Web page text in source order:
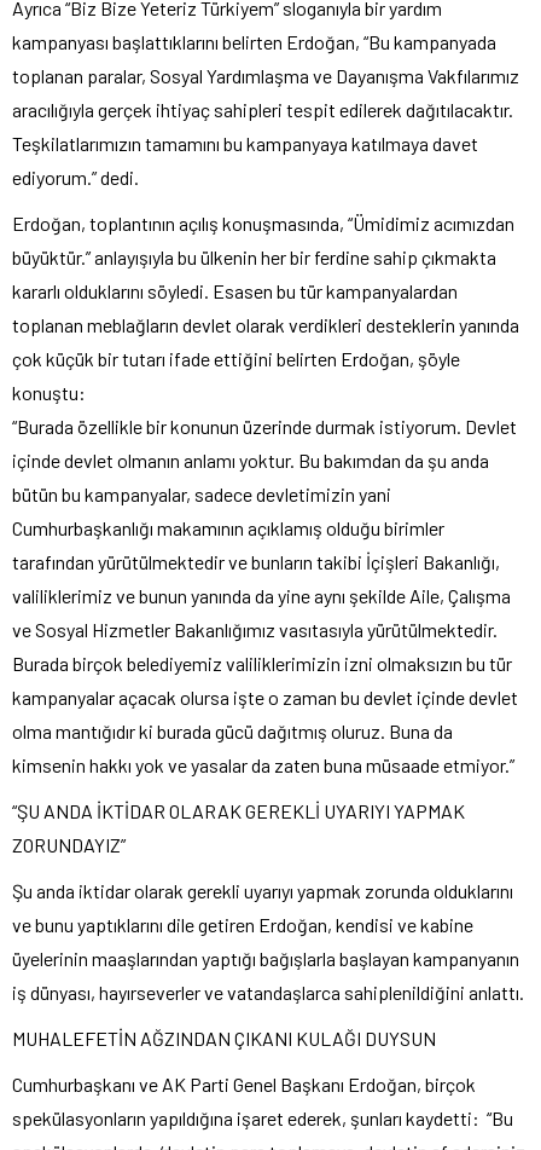
Ayrıca “Biz Bize Yeteriz Türkiyem” sloganıyla bir yardım
kampanyası başlattıklarını belirten Erdoğan, “Bu kampanyada
toplanan paralar, Sosyal Yardımlaşma ve Dayanışma Vakfılarımız
aracılığıyla gerçek ihtiyaç sahipleri tespit edilerek dağıtılacaktır.
Teşkilatlarımızın tamamını bu kampanyaya katılmaya davet
ediyorum.” dedi.
Erdoğan, toplantının açılış konuşmasında, “Ümidimiz acımızdan
büyüktür.” anlayışıyla bu ülkenin her bir ferdine sahip çıkmakta
kararlı olduklarını söyledi. Esasen bu tür kampanyalardan
toplanan meblağların devlet olarak verdikleri desteklerin yanında
çok küçük bir tutarı ifade ettiğini belirten Erdoğan, şöyle
konuştu:
“Burada özellikle bir konunun üzerinde durmak istiyorum. Devlet
içinde devlet olmanın anlamı yoktur. Bu bakımdan da şu anda
bütün bu kampanyalar, sadece devletimizin yani
Cumhurbaşkanlığı makamının açıklamış olduğu birimler
tarafından yürütülmektedir ve bunların takibi İçişleri Bakanlığı,
valiliklerimiz ve bunun yanında da yine aynı şekilde Aile, Çalışma
ve Sosyal Hizmetler Bakanlığımız vasıtasıyla yürütülmektedir.
Burada birçok belediyemiz valiliklerimizin izni olmaksızın bu tür
kampanyalar açacak olursa işte o zaman bu devlet içinde devlet
olma mantığıdır ki burada gücü dağıtmış oluruz. Buna da
kimsenin hakkı yok ve yasalar da zaten buna müsaade etmiyor.”
“ŞU ANDA İKTİDAR OLARAK GEREKLİ UYARIYI YAPMAK
ZORUNDAYIZ”
Şu anda iktidar olarak gerekli uyarıyı yapmak zorunda olduklarını
ve bunu yaptıklarını dile getiren Erdoğan, kendisi ve kabine
üyelerinin maaşlarından yaptığı bağışlarla başlayan kampanyanın
iş dünyası, hayırseverler ve vatandaşlarca sahiplenildiğini anlattı.
MUHALEFETİN AĞZINDAN ÇIKANI KULAĞI DUYSUN
Cumhurbaşkanı ve AK Parti Genel Başkanı Erdoğan, birçok
spekülasyonların yapıldığına işaret ederek, şunları kaydetti: “Bu